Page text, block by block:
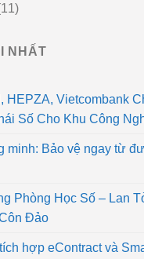
NHẤT
HEPZA, Vietcombank
Số Cho Khu Công
minh: Bảo vệ ngay từ
Phòng Học Số – Lan
Đảo
hợp eContract và